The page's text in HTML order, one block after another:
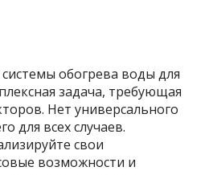
обогрева воды для
задача, требующая
Нет универсального
для всех случаев.
свои
возможности и